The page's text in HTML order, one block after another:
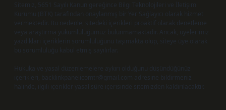
Sitemiz, 5651 Sayılı Kanun gereğince Bilgi Teknolojileri ve İletişim
Kurumu (BTK) tarafından onaylanmış bir Yer Sağlayıcı olarak hizmet
vermektedir. Bu nedenle, sitedeki içerikleri proaktif olarak denetleme
veya araştırma yükümlülüğümüz bulunmamaktadır. Ancak, üyelerimiz
yazdıkları içeriklerin sorumluluğunu taşımakta olup, siteye üye olarak
bu sorumluluğu kabul etmiş sayılırlar.
Hukuka ve yasal düzenlemelere aykırı olduğunu düşündüğünüz
içerikleri, backlinkpanelicomtr@gmail.com adresine bildirmeniz
halinde, ilgili içerikler yasal süre içerisinde sitemizden kaldırılacaktır.